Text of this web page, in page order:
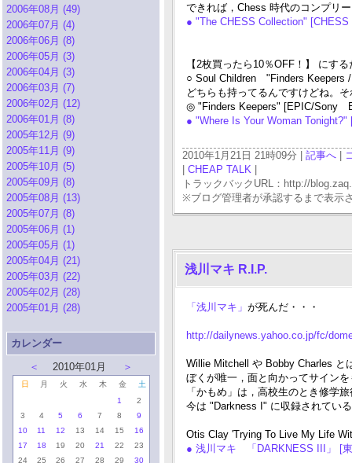
2006年08月 (49)
2006年07月 (4)
2006年06月 (8)
2006年05月 (3)
2006年04月 (3)
2006年03月 (7)
2006年02月 (12)
2006年01月 (8)
2005年12月 (9)
2005年11月 (9)
2005年10月 (5)
2005年09月 (8)
2005年08月 (13)
2005年07月 (8)
2005年06月 (1)
2005年05月 (1)
2005年04月 (21)
2005年03月 (22)
2005年02月 (28)
2005年01月 (28)
カレンダー
＜
2010年01月 ＞
日 月 火 水 木 金
土
1
2
3
4 5 6 7 8
9
10
11 12 13 14 15
16
17
18 19 20 21 22
23
24
25 26 27 28 29 30
できれば，Chess 時代のコンプリ
● "The CHESS Collection"
【2枚買ったら10％OFF！】 にす
○ Soul Children "Finders Keepers
どちらも持ってるんですけどね。
◎ "Finders Keepers" [EPIC/Sony
● "Where Is Your Woman
2010年1月21日 21時09分 | 記事へ
CHEAP TALK
トラックバックURL：http://
※ブログ管理者が承認するまで表示
浅川マキ R.I.P.
「浅川マキ」 が死んだ・・・
http://dailynews.yahoo.co.jp/fc/
Willie Mitchell や Bobby Charles と
ぼくが唯一，面と向かってサイン
「かもめ」は，高校生のとき修学
今は "Darkness I" に収録されてい
Otis Clay 'Trying To Live My Life
● 浅川マキ 「DARKNESS III」 [